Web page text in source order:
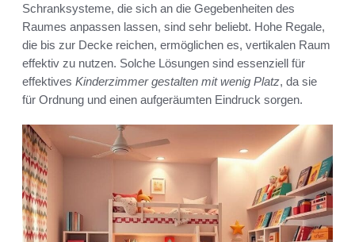
Schranksysteme, die sich an die Gegebenheiten des
Raumes anpassen lassen, sind sehr beliebt. Hohe Regale,
die bis zur Decke reichen, ermöglichen es, vertikalen Raum
effektiv zu nutzen. Solche Lösungen sind essenziell für
effektives Kinderzimmer gestalten mit wenig Platz, da sie
für Ordnung und einen aufgeräumten Eindruck sorgen.